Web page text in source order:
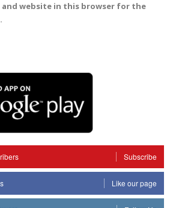
and website in this browser for the
Subscribe
Like our page